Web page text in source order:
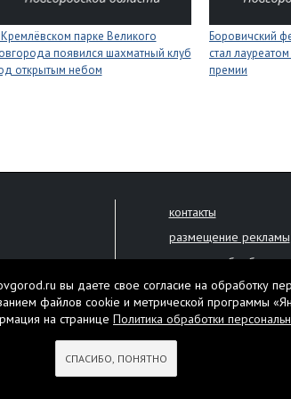
парке Великого
появился шахматный клуб
открытым небом
Боровичский
стал
премии
контакты
размещение рекламы
политика обработки
Настоящий ресурс
Нашли ошибку?
вы даете свое согласие на обработку
файлов cookie и метрической программы
на странице Политика обработки
СПАСИБО, ПОНЯТНО